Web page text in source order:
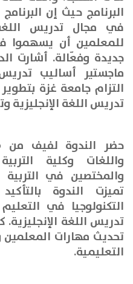
البرنامج حيث إن
في مجال تدريس
للمعلمين أن يسهموا
جديدة وفعّالة. أشارت
ماجستير أساليب
التزام جامعة غزة
تدريس اللغة الإنجليزية
حضر الندوة لفيف من
واللغات وكلية
والمختصين في التربية
تميزت الندوة
التكنولوجيا في
تدريس اللغة
تحديث مهارات
التعليمية.